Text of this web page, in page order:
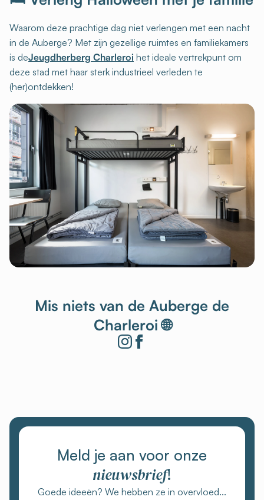
Waarom deze prachtige dag niet verlengen met een nacht
in de Auberge? Met zijn gezellige ruimtes en familiekamers
is deJeugdherberg Charleroi het ideale vertrekpunt om
deze stad met haar sterk industrieel verleden te
(her)ontdekken!
Mis niets van de Auberge de
Charleroi 🌐
Meld je aan voor onze
nieuwsbrief!
Goede ideeën? We hebben ze in overvloed...